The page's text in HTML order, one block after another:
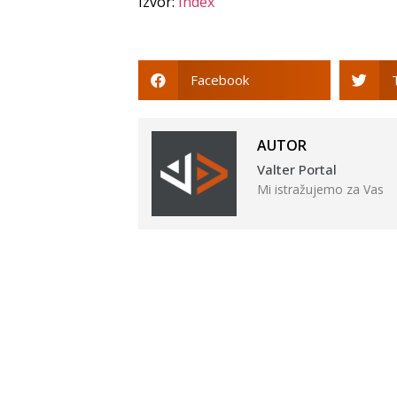
Facebook
AUTOR
Valter Portal
Mi istražujemo za Vas